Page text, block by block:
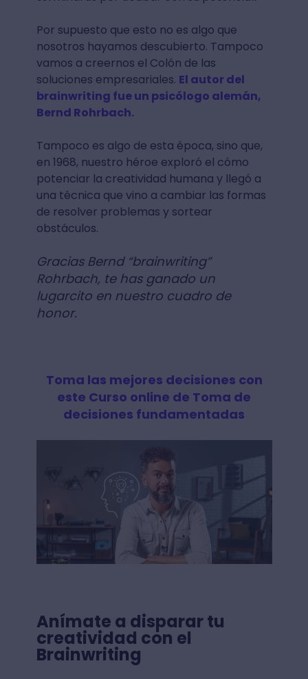
Por supuesto que esto no es algo que
nosotros hayamos descubierto. Tampoco
vamos a creernos el Colón de las
soluciones empresariales. El autor del
brainwriting fue un psicólogo alemán,
Bernd Rohrbach.
Tampoco es algo de esta época, sino que,
en 1968, nuestro héroe exploró el cómo
potenciar la creatividad humana y llegó a
una técnica que vino a cambiar las formas
de resolver problemas y sortear
obstáculos.
Gracias Bernd “brainwriting”
Rohrbach, te has ganado un
lugarcito en nuestro cuadro de
honor.
Toma las mejores decisiones con
este Curso online de Toma de
decisiones fundamentadas
Anímate a disparar tu
creatividad con el
Brainwriting